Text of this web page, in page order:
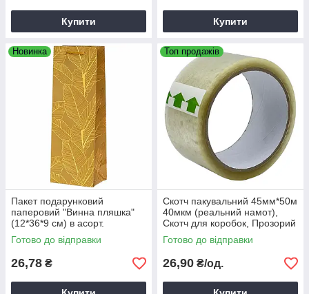
Купити Купити
Новинка
Пакет подарунковий
паперовий "Винна пляшка"
(12*36*9 см) в асорт.
Готово до відправки
26,78 ₴
Топ продажів
Скотч пакувальний 45мм*50м
40мкм (реальний намот),
Скотч для коробок, Прозорий
пакувальний скотч
Готово до відправки
26,90 ₴/од.